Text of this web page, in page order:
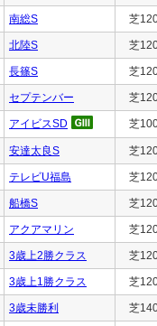
南総S 芝
北陸S 芝
長篠S 芝
セプテンバー 芝
アイビスSD 芝
安達太良S 芝
テレビU福島 芝
船橋S 芝
アクアマリン 芝
3歳上2勝クラス 芝
3歳上1勝クラス 芝
3歳未勝利 芝